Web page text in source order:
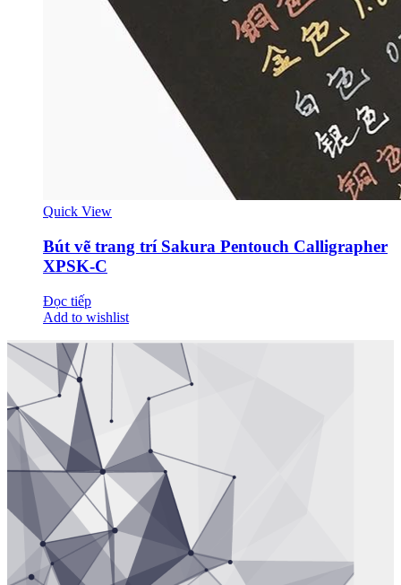
Quick View
Bút vẽ trang trí Sakura Pentouch Calligrapher
XPSK-C
Đọc tiếp
Add to wishlist